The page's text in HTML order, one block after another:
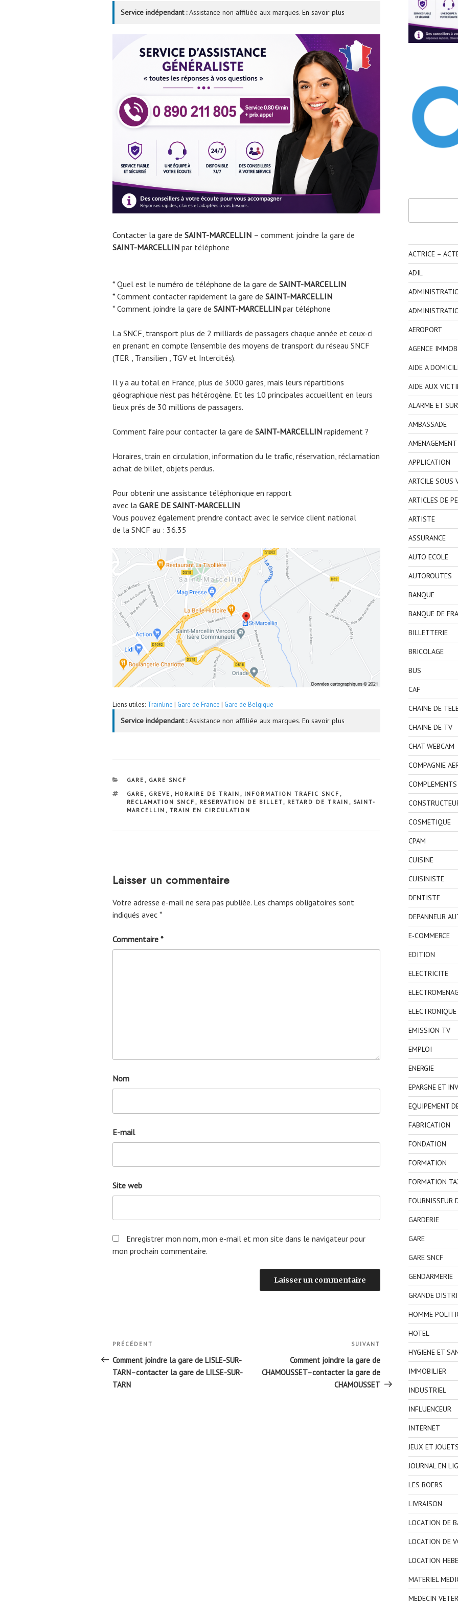
Service indépendant :Assistance non affiliée aux marques. En savoir plus
Contacter la gare de SAINT-MARCELLIN – comment joindre la gare de
SAINT-MARCELLIN par téléphone
* Quel est le numéro de téléphone de la gare de SAINT-MARCELLIN
* Comment contacter rapidement la gare de SAINT-MARCELLIN
* Comment joindre la gare de SAINT-MARCELLIN par téléphone
La SNCF , transport plus de 2 milliards de passagers chaque année et ceux-ci
en prenant en compte l’ensemble des moyens de transport du réseau SNCF
(TER , Transilien , TGV et Intercités).
Il y a au total en France, plus de 3000 gares, mais leurs répartitions
géographique n’est pas hétérogène. Et les 10 principales accueillent en leurs
lieux prés de 30 millions de passagers.
Comment faire pour contacter la gare de SAINT-MARCELLIN rapidement ?
Horaires, train en circulation, information du le trafic, réservation, réclamation
achat de billet, objets perdus.
Pour obtenir une assistance téléphonique en rapport
avec la GARE DE SAINT-MARCELLIN
Vous pouvez également prendre contact avec le service client national
de la SNCF au : 36.35
Liens utiles: Trainline | Gare de France | Gare de Belgique
Service indépendant :Assistance non affiliée aux marques. En savoir plus
CATÉGORIES
GARE , GARE SNCF
ÉTIQUETTES
GARE , GREVE , HORAIRE DE TRAIN , INFORMATION TRAFIC SNCF ,
RECLAMATION SNCF , RESERVATION DE BILLET, RETARD DE TRAIN , SAINT-
MARCELLIN , TRAIN EN CIRCULATION
Laisser un commentaire
Votre adresse e-mail ne sera pas publiée. Les champs obligatoires sont
indiqués avec *
Commentaire *
Nom
E-mail
Site web
Enregistrer mon nom, mon e-mail et mon site dans le navigateur pour
mon prochain commentaire.
Navigation
de
l’article
Article
précédent
PRÉCÉDENT
Comment joindre la gare de LISLE-SUR-
TARN–contacter la gare de LILSE-SUR-
TARN
suivant
SUIVANT
Comment joindre la gare de
CHAMOUSSET–contacter la gare de
CHAMOUSSET
ACTRICE –
ADIL
AEROPORT
AGENCE
AIDE A
AIDE AUX
ALARME ET
AMBASSADE
APPLICATION
ARTCILE SOUS
ARTICLES DE
ARTISTE
ASSURANCE
AUTO ECOLE
AUTOROUTES
BANQUE
BANQUE DE
BILLETTERIE
BRICOLAGE
BUS
CAF
CHAINE DE
CHAINE DE TV
CHAT WEBCAM
COMPAGNIE
COSMETIQUE
CPAM
CUISINE
CUISINISTE
DENTISTE
DEPANNEUR
E-COMMERCE
EDITION
ELECTRICITE
EMISSION TV
EMPLOI
ENERGIE
EPARGNE ET
EQUIPEMENT
FABRICATION
FONDATION
FORMATION
FORMATION
FOURNISSEUR
GARDERIE
GARE
GARE SNCF
GENDARMERIE
GRANDE
HOMME
HOTEL
HYGIENE ET
IMMOBILIER
INDUSTRIEL
INFLUENCEUR
INTERNET
JEUX ET JOUETS
JOURNAL EN
LES BOERS
LIVRAISON
LOCATION DE
LOCATION DE
LOCATION
MATERIEL
MEDECIN